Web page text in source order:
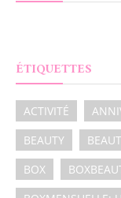
ÉTIQUETTES
ACTIVITÉ
BEAUTY
BOX